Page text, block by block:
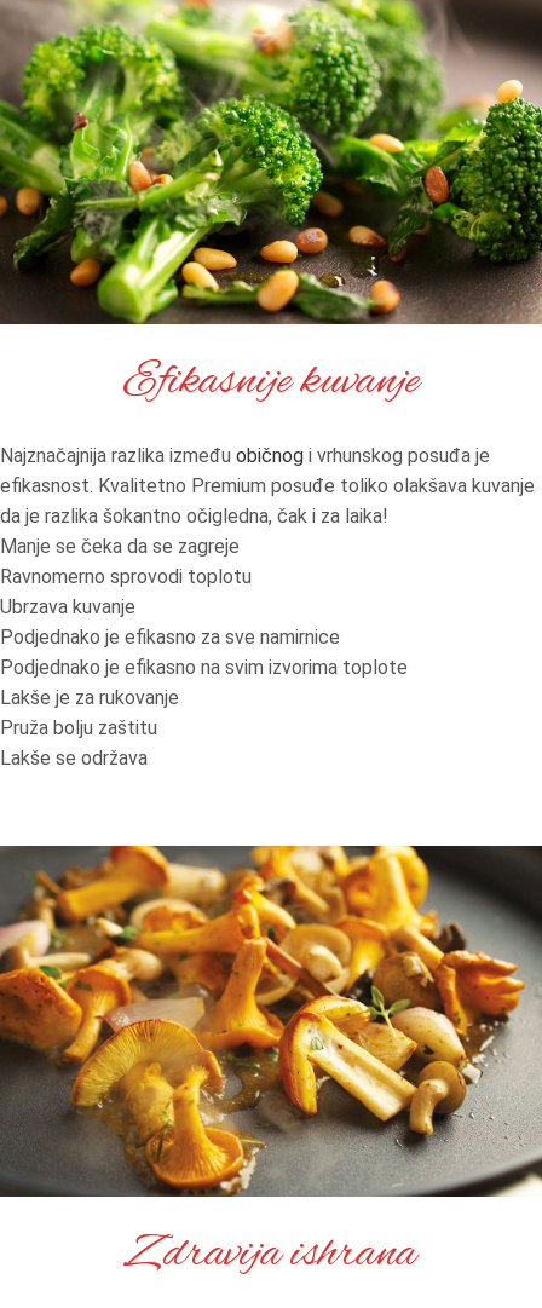
Efikasnije kuvanje
Najznačajnija razlika između običnog i vrhunskog posuđa je
efikasnost. Kvalitetno Premium posuđe toliko olakšava kuvanje
da je razlika šokantno očigledna, čak i za laika!
Manje se čeka da se zagreje
Ravnomerno sprovodi toplotu
Ubrzava kuvanje
Podjednako je efikasno za sve namirnice
Podjednako je efikasno na svim izvorima toplote
Lakše je za rukovanje
Pruža bolju zaštitu
Lakše se održava
Zdravija ishrana